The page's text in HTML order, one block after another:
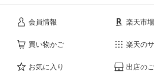
会員情報
買い物かご
お気に入り
楽天市
楽天の
出店の